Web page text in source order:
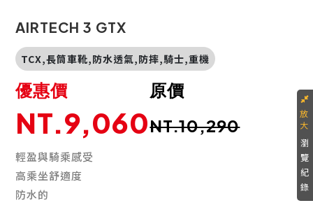
AIRTECH 3 GTX
TCX,長筒車靴,防水透氣,防摔,騎士,重機
原價
NT.10,290
優惠價
NT.9,060
輕盈與騎乘感受
高乘坐舒適度
防水的
瀏
覽
紀
錄